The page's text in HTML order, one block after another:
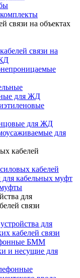
связи на объектах
связи на
для ЖД
для ЖД
для
кабелей
кабелей
для кабельных муфт
для
связи
для
кабелей связи
БММ
и несущие для